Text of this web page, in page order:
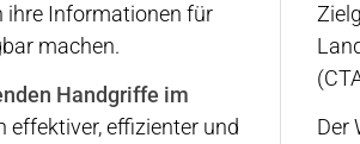
ihre Informationen für
machen.
Handgriffe im
effizienter und
Der